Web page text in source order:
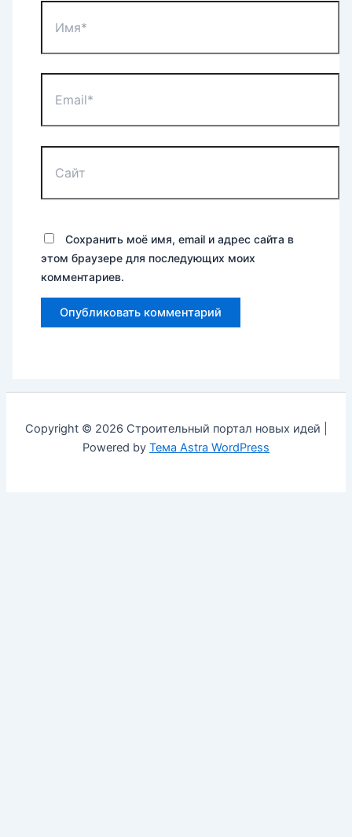
Сохранить моё имя, email и адрес сайта в
этом браузере для последующих моих
комментариев.
Copyright © 2026 Строительный портал новых идей |
Powered by Тема Astra WordPress